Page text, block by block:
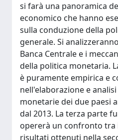
si farà una panoramica
economico che hanno
sulla conduzione della
generale. Si
Banca Centrale e i
della politica monetaria.
è puramente empirica e
nell'elaborazione e
monetarie dei due paesi
dal 2013. La terza parte
opererà un confronto tra
risultati ottenuti nella